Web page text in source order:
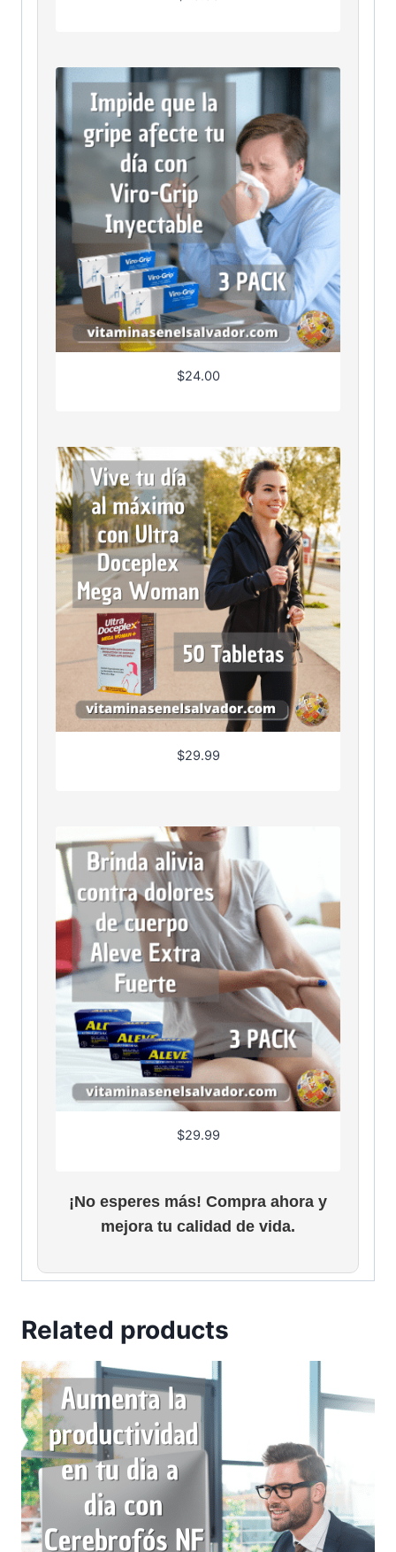
$24.00
$29.99
$29.99
¡No esperes más! Compra ahora y
mejora tu calidad de vida.
Related products